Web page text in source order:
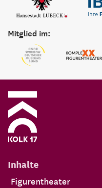
Mitglied im:
Inhalte
Figurentheater